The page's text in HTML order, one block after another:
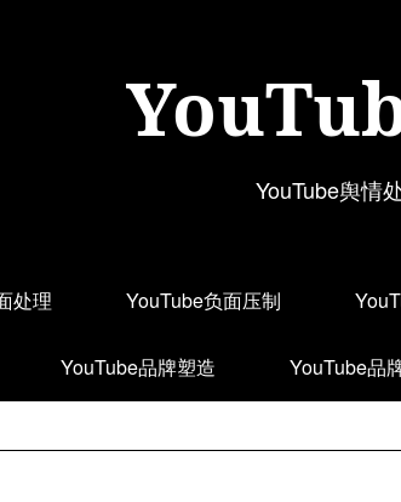
YouTube舆情
处理 YouTube负面压制
YouTube品牌塑造 YouTube品